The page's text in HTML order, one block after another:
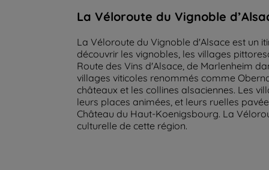
La Véloroute du Vignoble
La Véloroute du Vignoble d'Alsace est un
découvrir les vignobles, les villages
Route des Vins d'Alsace, de Marlenheim
villages viticoles renommés comme
châteaux et les collines alsaciennes. Les
leurs places animées, et leurs ruelles
Château du Haut-Koenigsbourg. La
culturelle de cette région.